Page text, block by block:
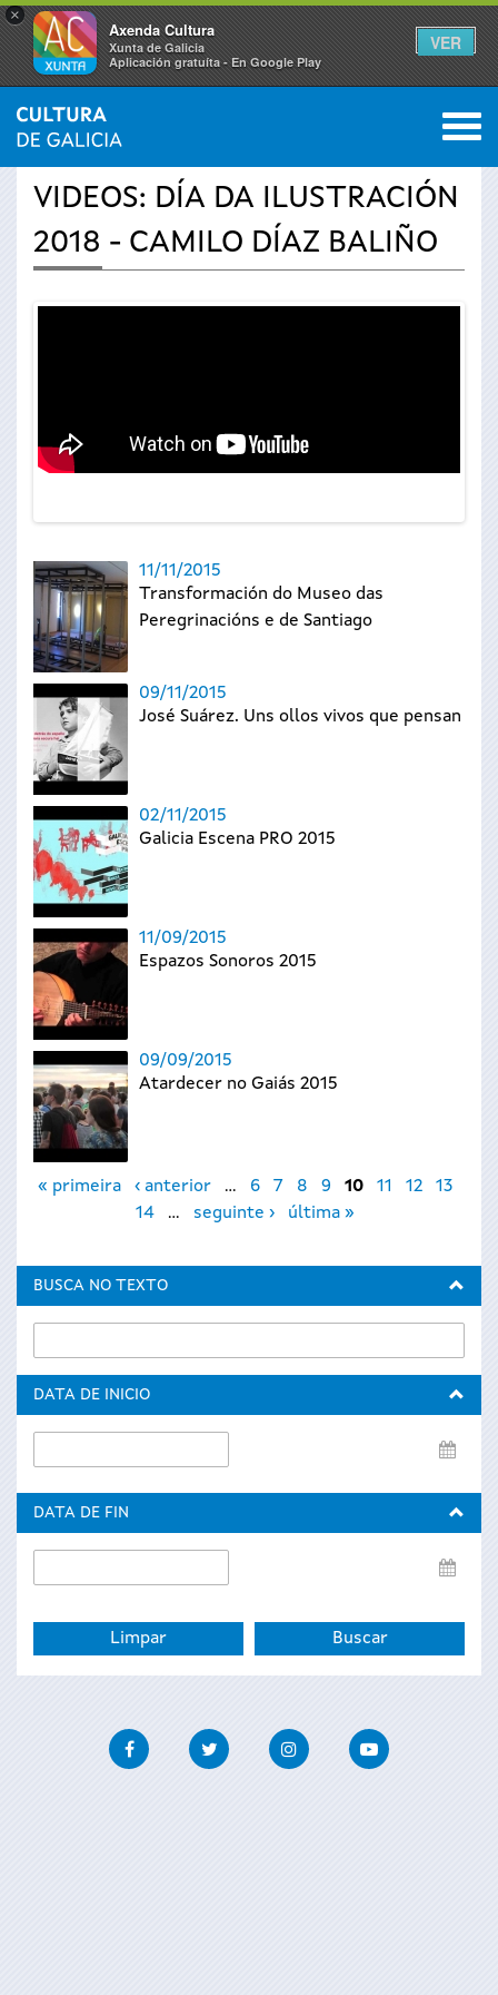
×
Axenda Cultura
Xunta de Galicia
Aplicación gratuíta - En Google Play
VER
Vostede
aquí
INICIO › ACTUALIDADE 0
VIDEOS: DÍA DA ILUSTRACIÓN
2018 - CAMILO DÍAZ BALIÑO
11/11/2015
Transformación do Museo das
Peregrinacións e de Santiago
09/11/2015
José Suárez. Uns ollos vivos que pensan
02/11/2015
Galicia Escena PRO 2015
11/09/2015
Espazos Sonoros 2015
09/09/2015
Atardecer no Gaiás 2015
Páxinas
« primeira ‹ anterior … 6 7 8 9 10 11 12
13
14
… seguinte › última »
BUSCA NO TEXTO
DATA DE INICIO
de
DATA DE FIN
de
FacebookTwitter InstagramYoutube